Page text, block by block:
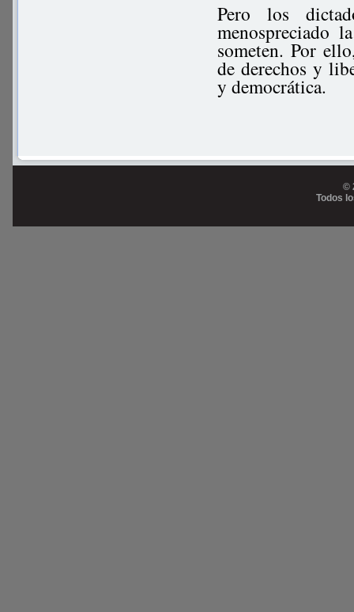
Pero los
menospreciado
someten. Por
de derechos y
y democrática.
©
Todos